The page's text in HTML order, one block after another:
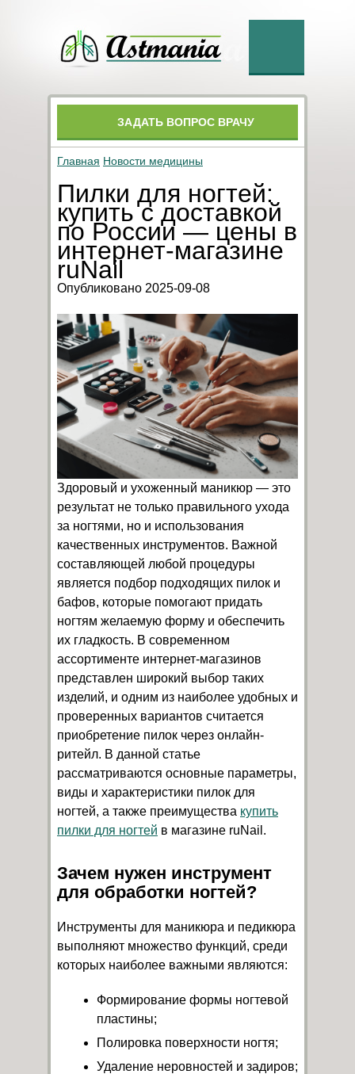
ЗАДАТЬ ВОПРОС ВРАЧУ
Главная Новости медицины
Пилки для ногтей:
купить с доставкой
по России — цены в
интернет-магазине
ruNail
Опубликовано 2025-09-08
Здоровый и ухоженный маникюр — это
результат не только правильного ухода
за ногтями, но и использования
качественных инструментов. Важной
составляющей любой процедуры
является подбор подходящих пилок и
бафов, которые помогают придать
ногтям желаемую форму и обеспечить
их гладкость. В современном
ассортименте интернет-магазинов
представлен широкий выбор таких
изделий, и одним из наиболее удобных и
проверенных вариантов считается
приобретение пилок через онлайн-
ритейл. В данной статье
рассматриваются основные параметры,
виды и характеристики пилок для
ногтей, а также преимущества купить
пилки для ногтей в магазине ruNail.
Зачем нужен инструмент
для обработки ногтей?
Инструменты для маникюра и педикюра
выполняют множество функций, среди
которых наиболее важными являются:
Формирование формы ногтевой
пластины;
Полировка поверхности ногтя;
Удаление неровностей и задиров;